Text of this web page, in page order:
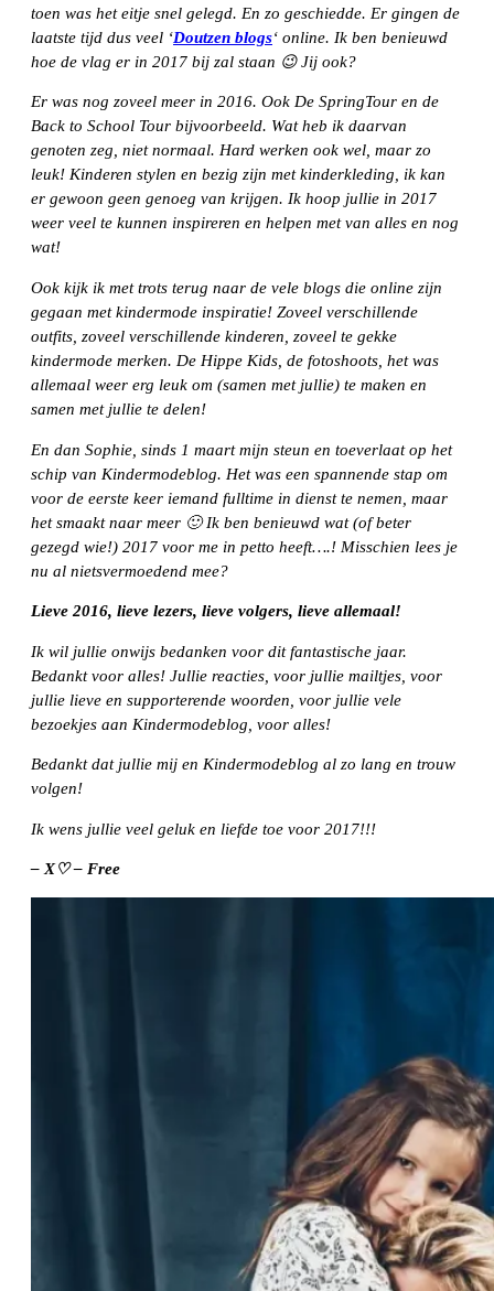
toen was het eitje snel gelegd. En zo geschiedde. Er gingen de
laatste tijd dus veel ‘Doutzen blogs‘ online. Ik ben benieuwd
hoe de vlag er in 2017 bij zal staan 😉 Jij ook?
Er was nog zoveel meer in 2016. Ook De SpringTour en de
Back to School Tour bijvoorbeeld. Wat heb ik daarvan
genoten zeg, niet normaal. Hard werken ook wel, maar zo
leuk! Kinderen stylen en bezig zijn met kinderkleding, ik kan
er gewoon geen genoeg van krijgen. Ik hoop jullie in 2017
weer veel te kunnen inspireren en helpen met van alles en nog
wat!
Ook kijk ik met trots terug naar de vele blogs die online zijn
gegaan met kindermode inspiratie! Zoveel verschillende
outfits, zoveel verschillende kinderen, zoveel te gekke
kindermode merken. De Hippe Kids, de fotoshoots, het was
allemaal weer erg leuk om (samen met jullie) te maken en
samen met jullie te delen!
En dan Sophie, sinds 1 maart mijn steun en toeverlaat op het
schip van Kindermodeblog. Het was een spannende stap om
voor de eerste keer iemand fulltime in dienst te nemen, maar
het smaakt naar meer 🙂 Ik ben benieuwd wat (of beter
gezegd wie!) 2017 voor me in petto heeft….! Misschien lees je
nu al nietsvermoedend mee?
Lieve 2016, lieve lezers, lieve volgers, lieve allemaal!
Ik wil jullie onwijs bedanken voor dit fantastische jaar.
Bedankt voor alles! Jullie reacties, voor jullie mailtjes, voor
jullie lieve en supporterende woorden, voor jullie vele
bezoekjes aan Kindermodeblog, voor alles!
Bedankt dat jullie mij en Kindermodeblog al zo lang en trouw
volgen!
Ik wens jullie veel geluk en liefde toe voor 2017!!!
– X♡ – Free